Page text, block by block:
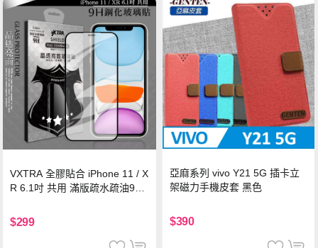
VXTRA 全膠貼合 iPhone 11 / X
R 6.1吋 共用 滿版疏水疏油9H
$299
亞麻系列 vivo Y21 5G 插卡立
架磁力手機皮套 黑色
$390